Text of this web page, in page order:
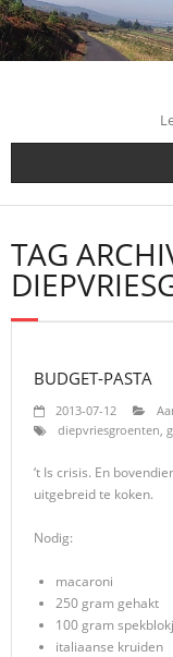
Skip
to
content
TAG
BUDGET-PASTA
2013-07-12
diepvriesgroenten,
‘t Is crisis. En
uitgebreid te koken.
Nodig:
macaroni
250 gram gehakt
100 gram
italiaanse kruiden